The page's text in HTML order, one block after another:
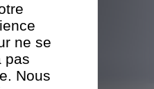
ne se
pas
Nous
de produits et services pour
accueillera...